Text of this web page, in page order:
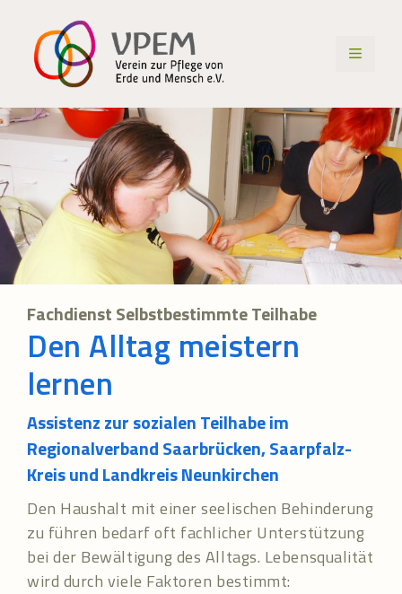
Inhalt
springen
MENÜ
Fachdienst Selbstbestimmte Teilhabe
Den Alltag meistern
lernen
Assistenz zur sozialen Teilhabe im
Regionalverband Saarbrücken, Saarpfalz-
Kreis und Landkreis Neunkirchen
Den Haushalt mit einer seelischen Behinderung
zu führen bedarf oft fachlicher Unterstützung
bei der Bewältigung des Alltags. Lebensqualität
wird durch viele Faktoren bestimmt: